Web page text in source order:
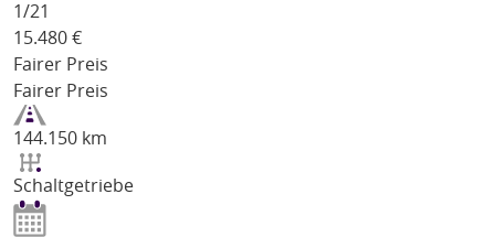
1/21
15.480 €
Fairer Preis
Fairer Preis
144.150 km
Schaltgetriebe